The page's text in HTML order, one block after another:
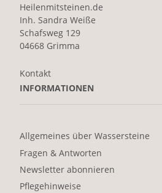
Heilenmitsteinen.de
Inh. Sandra Weiße
Schafsweg 129
04668 Grimma
Kontakt
INFORMATIONEN
Allgemeines über Wassersteine
Fragen & Antworten
Newsletter abonnieren
Pflegehinweise